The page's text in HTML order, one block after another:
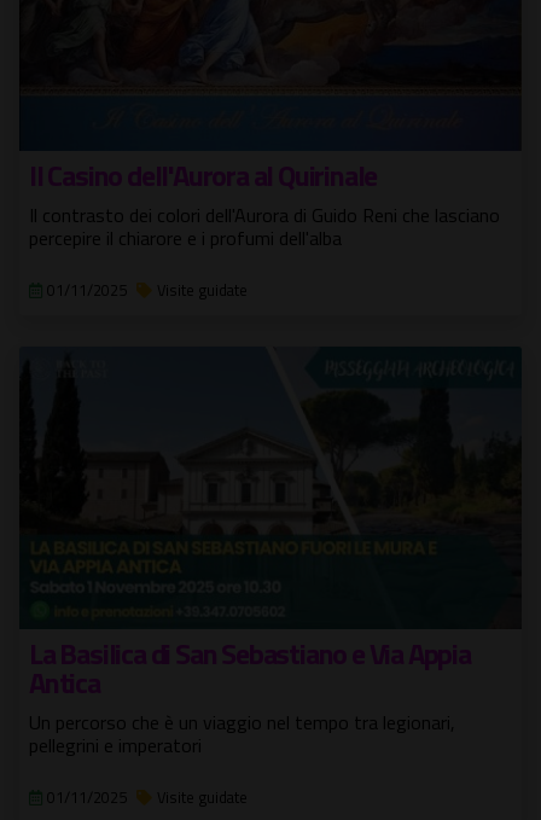
Il Casino dell'Aurora al Quirinale
Il contrasto dei colori dell'Aurora di Guido Reni che lasciano
percepire il chiarore e i profumi dell'alba
01/11/2025 Visite guidate
La Basilica di San Sebastiano e Via Appia
Antica
Un percorso che è un viaggio nel tempo tra legionari,
pellegrini e imperatori
01/11/2025 Visite guidate